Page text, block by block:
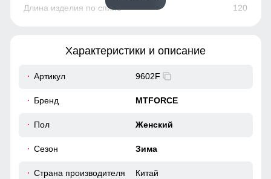
Еще один из способов воспрепятствовать проникновению
одеваете предпочитаете фиксировать голень.
120
Характеристики и описание
Артикул 9602F
Бренд MTFORCE
Пол Женский
Сезон Зима
Страна производителя Китай